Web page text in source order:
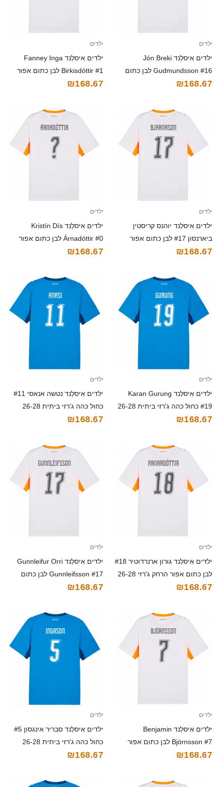
ילדים
ילדים אִיסלַנד Jón Breki
Gudmundsson #16 לבן כתום
₪168.67
ילדים
ילדים אִיסלַנד Fanney Inga
Birkisdóttir #1 לבן כתום אפור
הרחק ג'רזי 26-28 חולצה קצרה
₪168.67
ילדים
ילדים אִיסלַנד יוהנס קריסטין
ביארנסון #17 לבן כתום אפור
הרחק ג'רזי 26-28 חולצה קצרה
₪168.67
ילדים
ילדים אִיסלַנד Kristín Dís
Árnadóttir #0 לבן כתום אפור
הרחק ג'רזי 26-28 חולצה קצרה
₪168.67
ילדים
ילדים אִיסלַנד Karan Gurung
#19 כחול כהה ג'רזי ביתית 26-28
חולצה קצרה
₪168.67
ילדים
ילדים אִיסלַנד נטשה אנאסי #11
כחול כהה ג'רזי ביתית 26-28
חולצה קצרה
₪168.67
ילדים
ילדים אִיסלַנד גורון ארנרדוטיר #18
לבן כתום אפור הרחק ג'רזי 26-28
חולצה קצרה
₪168.67
ילדים
ילדים אִיסלַנד Gunnleifur Orri
Gunnleifsson #17 לבן כתום
₪168.67
ילדים
ילדים אִיסלַנד Benjamin
Björnsson #7 לבן כתום אפור
הרחק ג'רזי 26-28 חולצה קצרה
₪168.67
ילדים
ילדים אִיסלַנד סבריר אינגסון #5
כחול כהה ג'רזי ביתית 26-28
חולצה קצרה
₪168.67